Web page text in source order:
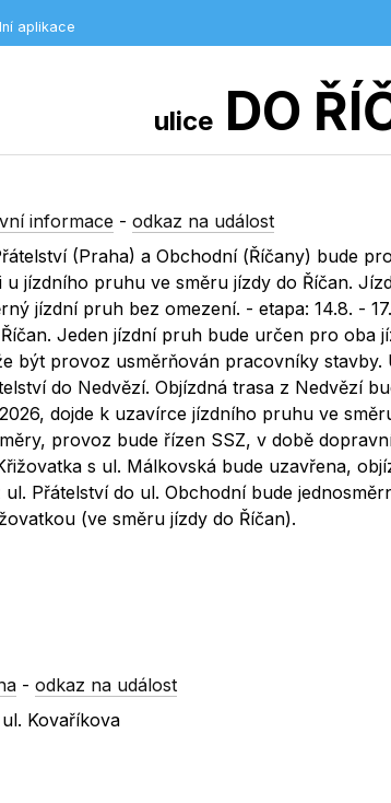
aplikace
ulice DO
informace -odkaz na událost
(Praha) a Obchodní (Říčany) bude
u jízdního pruhu ve směru jízdy do Říčan.
jízdní pruh bez omezení. - etapa: 14.8. -
Jeden jízdní pruh bude určen pro oba
být provoz usměrňován pracovníky stavby.
do Nedvězí. Objízdná trasa z Nedvězí
dojde k uzavírce jízdního pruhu ve
provoz bude řízen SSZ, v době
s ul. Málkovská bude uzavřena,
Přátelství do ul. Obchodní bude
(ve směru jízdy do Říčan).
-odkaz na událost
Kovaříkova